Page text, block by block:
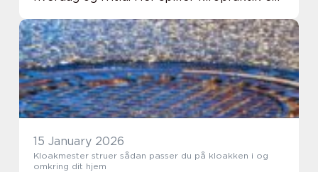
unde...
15 January 2026
Kloakmester struer sådan passer du på kloakken i og
omkring dit hjem